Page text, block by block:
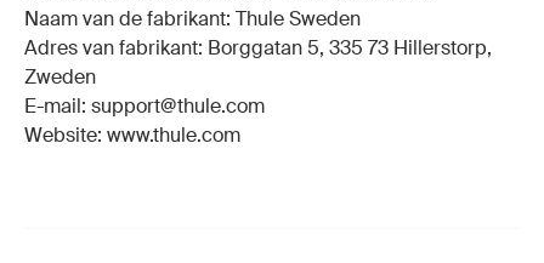
Naam van de fabrikant: Thule Sweden
Adres van fabrikant: Borggatan 5, 335 73 Hillerstorp,
Zweden
E-mail: support@thule.com
Website: www.thule.com